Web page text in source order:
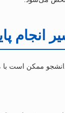
انجام
ممکن است با